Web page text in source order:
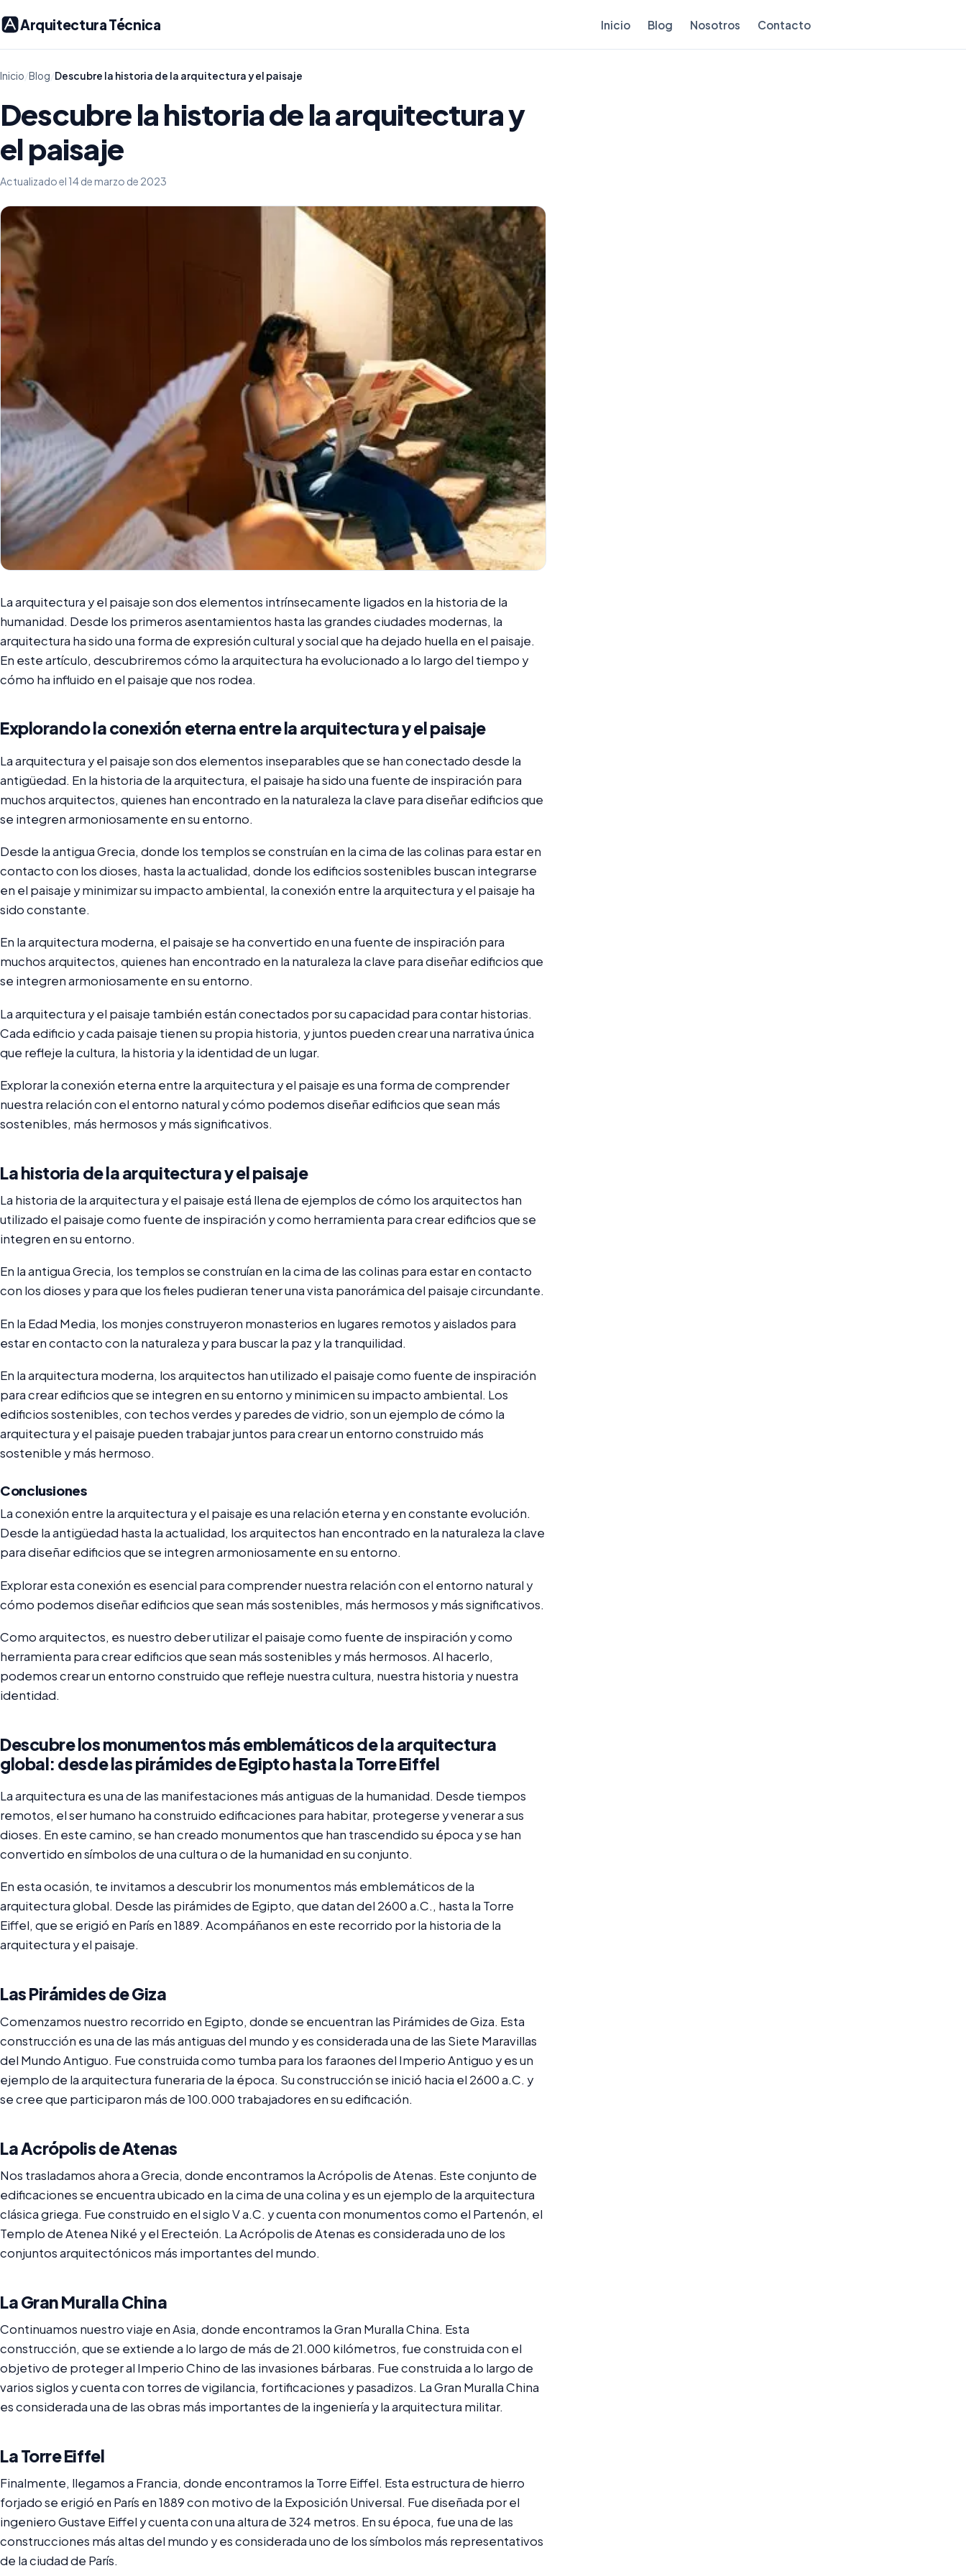
Arquitectura Técnica Inicio Blog Nosotros Contacto
Inicio/Blog/Descubre la historia de la arquitectura y el paisaje
Descubre la historia de la arquitectura y
el paisaje
Actualizado el 14 de marzo de 2023
La arquitectura y el paisaje son dos elementos intrínsecamente ligados en la historia de la
humanidad. Desde los primeros asentamientos hasta las grandes ciudades modernas, la
arquitectura ha sido una forma de expresión cultural y social que ha dejado huella en el paisaje.
En este artículo, descubriremos cómo la arquitectura ha evolucionado a lo largo del tiempo y
cómo ha influido en el paisaje que nos rodea.
Explorando la conexión eterna entre la arquitectura y el paisaje
La arquitectura y el paisaje son dos elementos inseparables que se han conectado desde la
antigüedad. En la historia de la arquitectura, el paisaje ha sido una fuente de inspiración para
muchos arquitectos, quienes han encontrado en la naturaleza la clave para diseñar edificios que
se integren armoniosamente en su entorno.
Desde la antigua Grecia, donde los templos se construían en la cima de las colinas para estar en
contacto con los dioses, hasta la actualidad, donde los edificios sostenibles buscan integrarse
en el paisaje y minimizar su impacto ambiental, la conexión entre la arquitectura y el paisaje ha
sido constante.
En la arquitectura moderna, el paisaje se ha convertido en una fuente de inspiración para
muchos arquitectos, quienes han encontrado en la naturaleza la clave para diseñar edificios que
se integren armoniosamente en su entorno.
La arquitectura y el paisaje también están conectados por su capacidad para contar historias.
Cada edificio y cada paisaje tienen su propia historia, y juntos pueden crear una narrativa única
que refleje la cultura, la historia y la identidad de un lugar.
Explorar la conexión eterna entre la arquitectura y el paisaje es una forma de comprender
nuestra relación con el entorno natural y cómo podemos diseñar edificios que sean más
sostenibles, más hermosos y más significativos.
La historia de la arquitectura y el paisaje
La historia de la arquitectura y el paisaje está llena de ejemplos de cómo los arquitectos han
utilizado el paisaje como fuente de inspiración y como herramienta para crear edificios que se
integren en su entorno.
En la antigua Grecia, los templos se construían en la cima de las colinas para estar en contacto
con los dioses y para que los fieles pudieran tener una vista panorámica del paisaje circundante.
En la Edad Media, los monjes construyeron monasterios en lugares remotos y aislados para
estar en contacto con la naturaleza y para buscar la paz y la tranquilidad.
En la arquitectura moderna, los arquitectos han utilizado el paisaje como fuente de inspiración
para crear edificios que se integren en su entorno y minimicen su impacto ambiental. Los
edificios sostenibles, con techos verdes y paredes de vidrio, son un ejemplo de cómo la
arquitectura y el paisaje pueden trabajar juntos para crear un entorno construido más
sostenible y más hermoso.
Conclusiones
La conexión entre la arquitectura y el paisaje es una relación eterna y en constante evolución.
Desde la antigüedad hasta la actualidad, los arquitectos han encontrado en la naturaleza la clave
para diseñar edificios que se integren armoniosamente en su entorno.
Explorar esta conexión es esencial para comprender nuestra relación con el entorno natural y
cómo podemos diseñar edificios que sean más sostenibles, más hermosos y más significativos.
Como arquitectos, es nuestro deber utilizar el paisaje como fuente de inspiración y como
herramienta para crear edificios que sean más sostenibles y más hermosos. Al hacerlo,
podemos crear un entorno construido que refleje nuestra cultura, nuestra historia y nuestra
identidad.
Descubre los monumentos más emblemáticos de la arquitectura
global: desde las pirámides de Egipto hasta la Torre Eiffel
La arquitectura es una de las manifestaciones más antiguas de la humanidad. Desde tiempos
remotos, el ser humano ha construido edificaciones para habitar, protegerse y venerar a sus
dioses. En este camino, se han creado monumentos que han trascendido su época y se han
convertido en símbolos de una cultura o de la humanidad en su conjunto.
En esta ocasión, te invitamos a descubrir los monumentos más emblemáticos de la
arquitectura global. Desde las pirámides de Egipto, que datan del 2600 a.C., hasta la Torre
Eiffel, que se erigió en París en 1889. Acompáñanos en este recorrido por la historia de la
arquitectura y el paisaje.
Las Pirámides de Giza
Comenzamos nuestro recorrido en Egipto, donde se encuentran las Pirámides de Giza. Esta
construcción es una de las más antiguas del mundo y es considerada una de las Siete Maravillas
del Mundo Antiguo. Fue construida como tumba para los faraones del Imperio Antiguo y es un
ejemplo de la arquitectura funeraria de la época. Su construcción se inició hacia el 2600 a.C. y
se cree que participaron más de 100.000 trabajadores en su edificación.
La Acrópolis de Atenas
Nos trasladamos ahora a Grecia, donde encontramos la Acrópolis de Atenas. Este conjunto de
edificaciones se encuentra ubicado en la cima de una colina y es un ejemplo de la arquitectura
clásica griega. Fue construido en el siglo V a.C. y cuenta con monumentos como el Partenón, el
Templo de Atenea Niké y el Erecteión. La Acrópolis de Atenas es considerada uno de los
conjuntos arquitectónicos más importantes del mundo.
La Gran Muralla China
Continuamos nuestro viaje en Asia, donde encontramos la Gran Muralla China. Esta
construcción, que se extiende a lo largo de más de 21.000 kilómetros, fue construida con el
objetivo de proteger al Imperio Chino de las invasiones bárbaras. Fue construida a lo largo de
varios siglos y cuenta con torres de vigilancia, fortificaciones y pasadizos. La Gran Muralla China
es considerada una de las obras más importantes de la ingeniería y la arquitectura militar.
La Torre Eiffel
Finalmente, llegamos a Francia, donde encontramos la Torre Eiffel. Esta estructura de hierro
forjado se erigió en París en 1889 con motivo de la Exposición Universal. Fue diseñada por el
ingeniero Gustave Eiffel y cuenta con una altura de 324 metros. En su época, fue una de las
construcciones más altas del mundo y es considerada uno de los símbolos más representativos
de la ciudad de París.